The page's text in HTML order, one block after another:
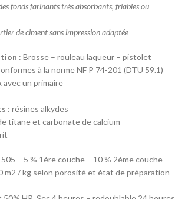
fonds farinants très absorbants, friables ou
de ciment sans impression adaptée
: Brosse – rouleau laqueur – pistolet
à la norme NF P 74-201 (DTU 59.1)
un primaire
: résines alkydes
titane et carbonate de calcium
– 5 % 1ére couche – 10 % 2éme couche
m2 / kg selon porosité et état de préparation